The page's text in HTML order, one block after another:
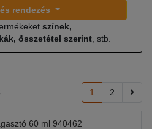
rendezés
színek,
összetétel szerint , stb.
1 2
60 ml 940462